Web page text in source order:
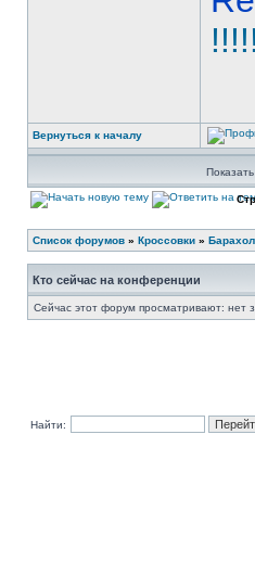
Вернуться к началу
Список форумов » Кроссовки »
Кто сейчас на конференции
Сейчас этот форум просматривают: нет
Найти: